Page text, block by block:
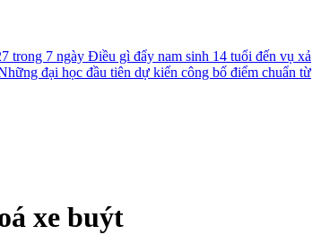
trong 7 ngày Điều gì đẩy nam sinh 14 tuổi đến vụ xả
đại học đầu tiên dự kiến công bố điểm chuẩn từ
xe buýt